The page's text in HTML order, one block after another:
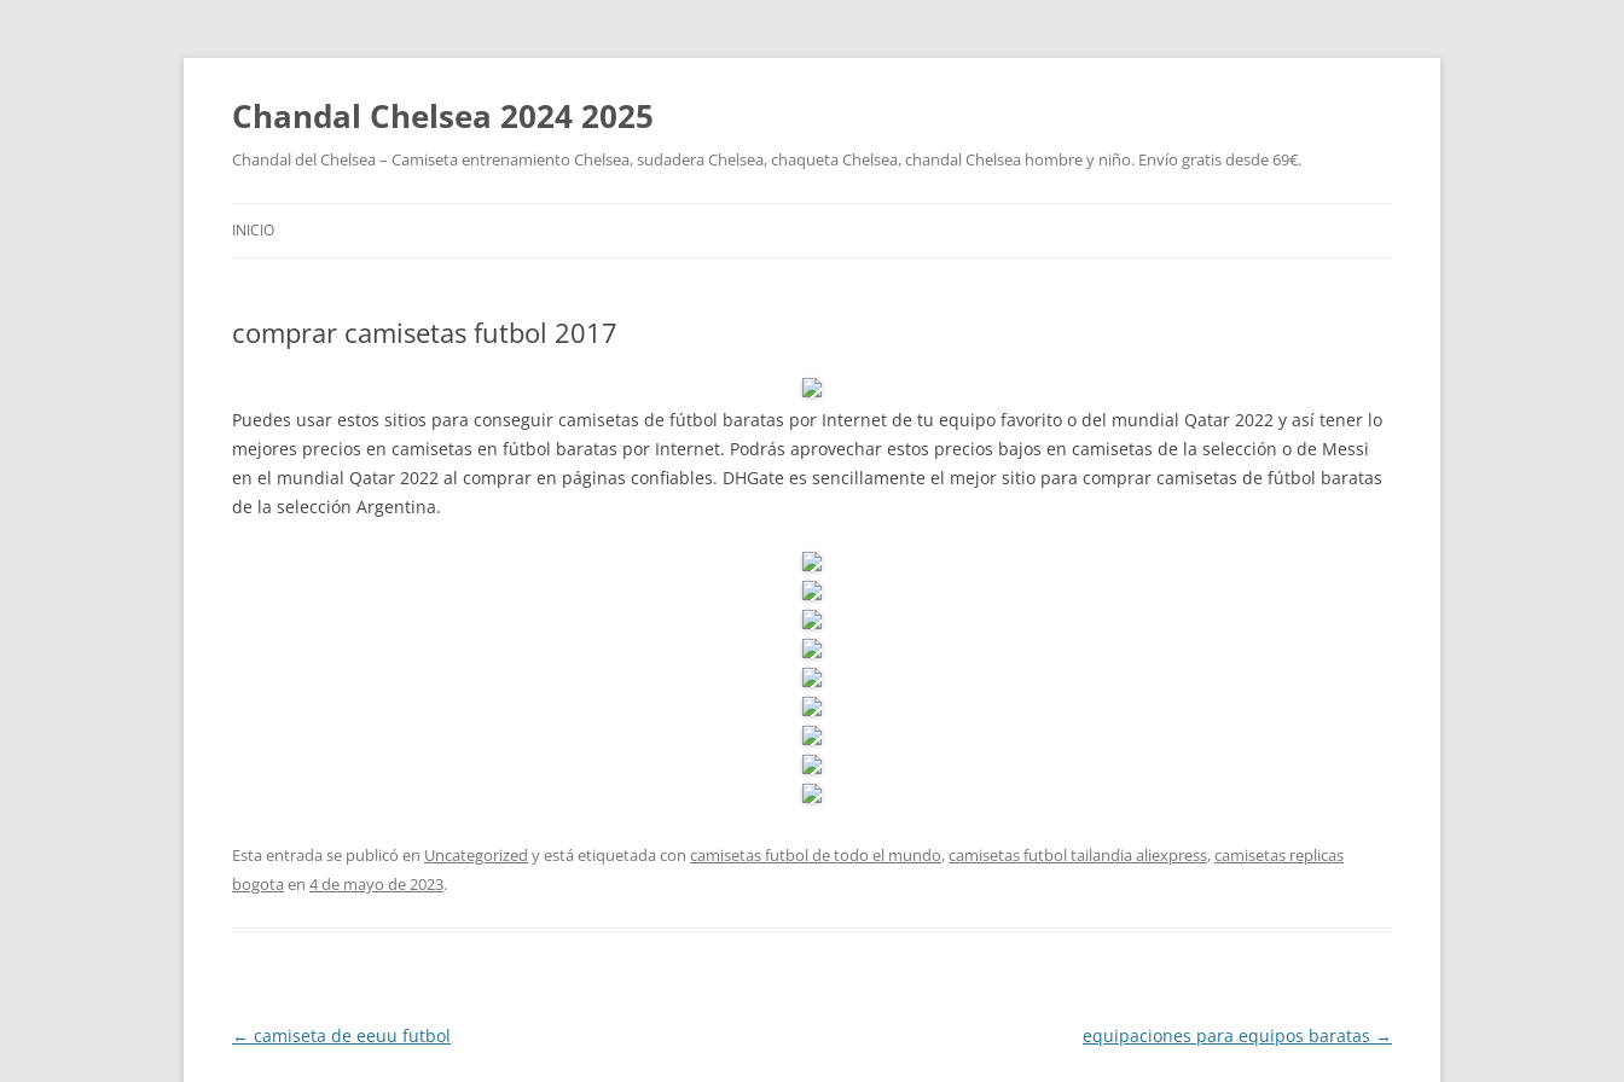
Chandal Chelsea 2024 2025
Chandal del Chelsea – Camiseta entrenamiento Chelsea, sudadera Chelsea, chaqueta Chelsea, chandal Chelsea hombre y niño. Envío gratis desde 69€.
INICIO
comprar camisetas futbol 2017
Puedes usar estos sitios para conseguir camisetas de fútbol baratas por Internet de tu equipo favorito o del mundial Qatar 2022 y así tener lo
mejores precios en camisetas en fútbol baratas por Internet. Podrás aprovechar estos precios bajos en camisetas de la selección o de Messi
en el mundial Qatar 2022 al comprar en páginas confiables. DHGate es sencillamente el mejor sitio para comprar camisetas de fútbol baratas
de la selección Argentina.
Esta entrada se publicó en Uncategorized y está etiquetada con camisetas futbol de todo el mundo,camisetas futbol tailandia aliexpress,camisetas replicas
bogota en 4 de mayo de 2023.
Navegación
← camiseta de eeuu futbol equipaciones para equipos baratas →